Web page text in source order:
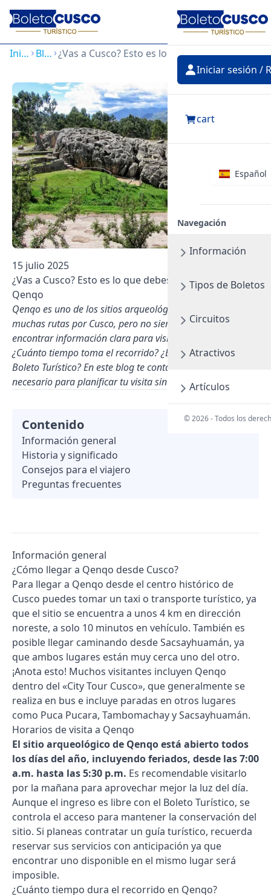
Iniciar
sesión
Iniciar sesión /
cart
Español
Navegación
Información
Tipos de Boletos
Circuitos
Atractivos
Artículos
© 2026 - Todos los
Inicio Blog ¿Vas a Cusco? Esto es lo que debes saber sobre Qenqo
15 julio 2025
¿Vas a Cusco? Esto es lo que debes saber sobre
Qenqo
Qenqo es uno de los sitios arqueológicos incluidos en
muchas rutas por Cusco, pero no siempre es fácil
encontrar información clara para visitarlo. ¿Cómo llegar?
¿Cuánto tiempo toma el recorrido? ¿Está incluido en el
Boleto Turístico? En este blog te contamos todo lo
necesario para planificar tu visita sin complicaciones.
Contenido
Información general
Historia y significado
Consejos para el viajero
Preguntas frecuentes
Información general
¿Cómo llegar a Qenqo desde Cusco?
Para llegar a Qenqo desde el centro histórico de
Cusco puedes tomar un taxi o transporte turístico, ya
que el sitio se encuentra a unos 4 km en dirección
noreste, a solo 10 minutos en vehículo. También es
posible llegar caminando desde Sacsayhuamán, ya
que ambos lugares están muy cerca uno del otro.
¡Anota esto! Muchos visitantes incluyen Qenqo
dentro del «City Tour Cusco», que generalmente se
realiza en bus e incluye paradas en otros lugares
como Puca Pucara, Tambomachay y Sacsayhuamán.
Horarios de visita a Qenqo
El sitio arqueológico de Qenqo está abierto todos
los días del año, incluyendo feriados, desde las 7:00
a.m. hasta las 5:30 p.m. Es recomendable visitarlo
por la mañana para aprovechar mejor la luz del día.
Aunque el ingreso es libre con el Boleto Turístico, se
controla el acceso para mantener la conservación del
sitio. Si planeas contratar un guía turístico, recuerda
reservar sus servicios con anticipación ya que
encontrar uno disponible en el mismo lugar será
imposible.
¿Cuánto tiempo dura el recorrido en Qenqo?